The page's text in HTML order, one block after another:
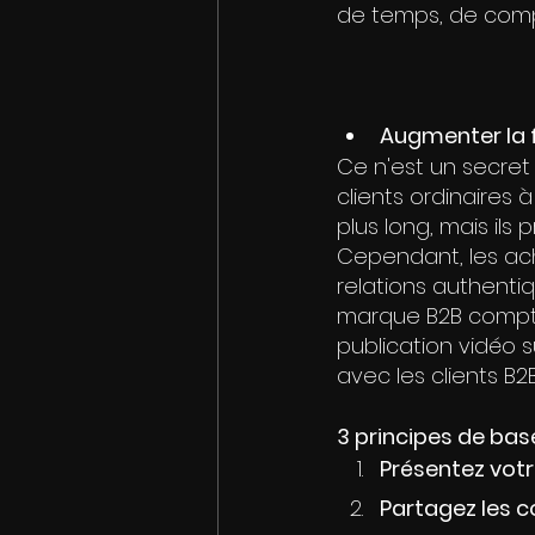
de temps, de
Augmenter la
Ce n'est un
clients ordinaires
plus long, mais
Cependant, les
relations
marque B2B
publication vidéo
avec les clients
3 principes de
Présentez
Partagez les